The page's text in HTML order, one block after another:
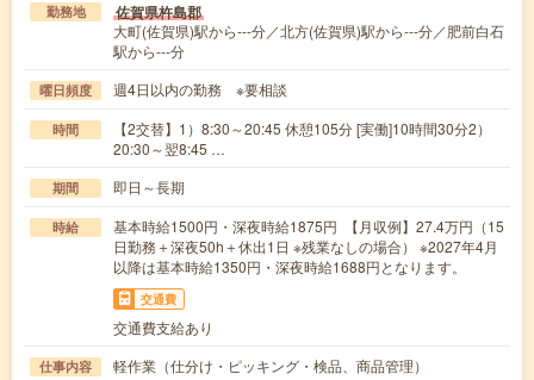
勤務地 佐賀県杵島郡
大町(佐賀県)駅から---分／北方(佐賀県)駅から---分／肥前白石
駅から---分
曜日頻度 週4日以内の勤務 ※要相談
時間
【2交替】1）8:30～20:45 休憩105分 [実働]10時間30分2）
20:30～翌8:45 …
期間 即日～長期
時給
基本時給1500円・深夜時給1875円 【月収例】27.4万円（15
日勤務＋深夜50h＋休出1日 ※残業なしの場合） ※2027年4月
以降は基本時給1350円・深夜時給1688円となります。
交通費
交通費支給あり
仕事内容
軽作業（仕分け・ピッキング・検品、商品管理）